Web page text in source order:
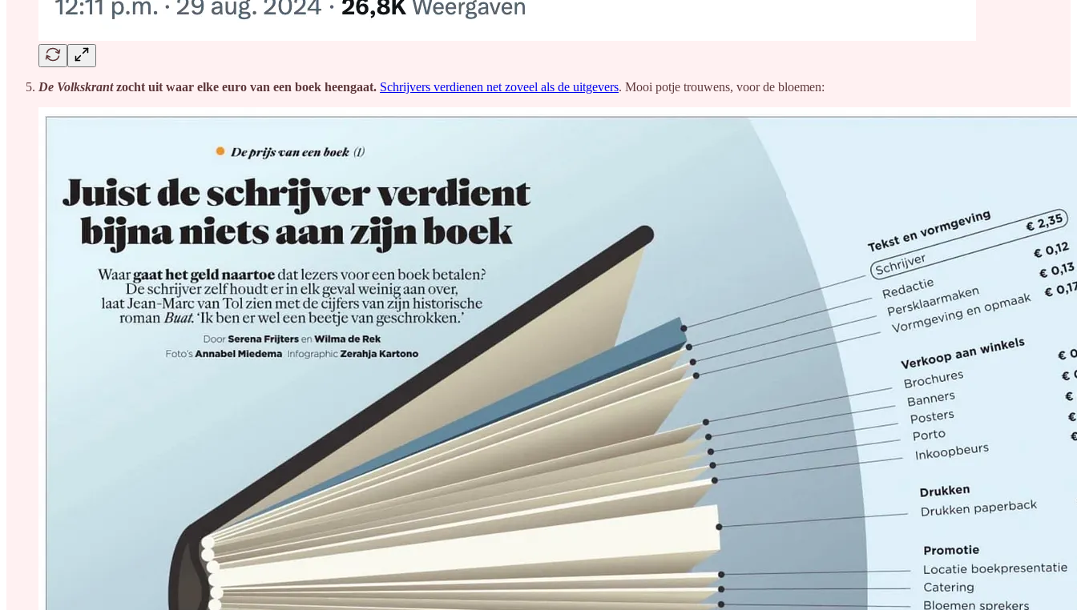
De Volkskrantzocht uit waar elke euro van een boek heengaat. Schrijvers verdienen net zoveel als de uitgevers. Mooi potje trouwens, voor de bloemen: